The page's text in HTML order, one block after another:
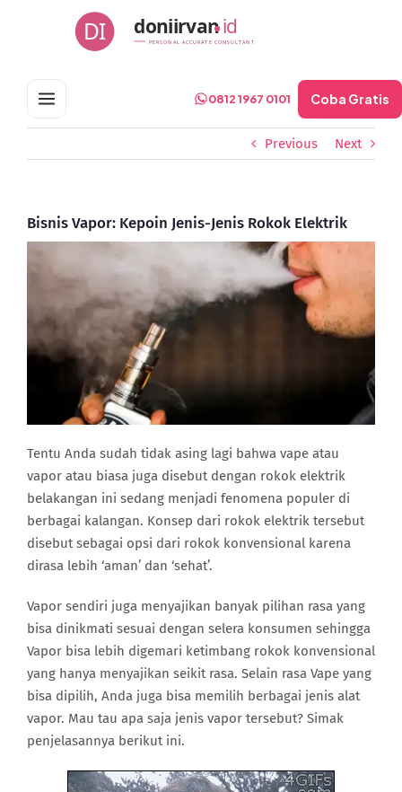
DI doniirvanid
PERSONAL ACCURATE CONSULTANT
0812 1967 0101 Coba Gratis
Previous Next
Bisnis Vapor: Kepoin Jenis-Jenis Rokok Elektrik
Tentu Anda sudah tidak asing lagi bahwa vape atau
vapor atau biasa juga disebut dengan rokok elektrik
belakangan ini sedang menjadi fenomena populer di
berbagai kalangan. Konsep dari rokok elektrik tersebut
disebut sebagai opsi dari rokok konvensional karena
dirasa lebih ‘aman’ dan ‘sehat’.
Vapor sendiri juga menyajikan banyak pilihan rasa yang
bisa dinikmati sesuai dengan selera konsumen sehingga
Vapor bisa lebih digemari ketimbang rokok konvensional
yang hanya menyajikan seikit rasa. Selain rasa Vape yang
bisa dipilih, Anda juga bisa memilih berbagai jenis alat
vapor. Mau tau apa saja jenis vapor tersebut? Simak
penjelasannya berikut ini.